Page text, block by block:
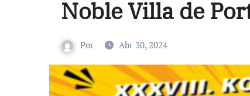
Noble Villa de
Por Abr 30, 2024